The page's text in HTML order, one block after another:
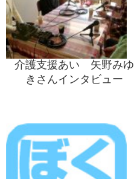
介護支援あい 矢野みゆ
きさんインタビュー